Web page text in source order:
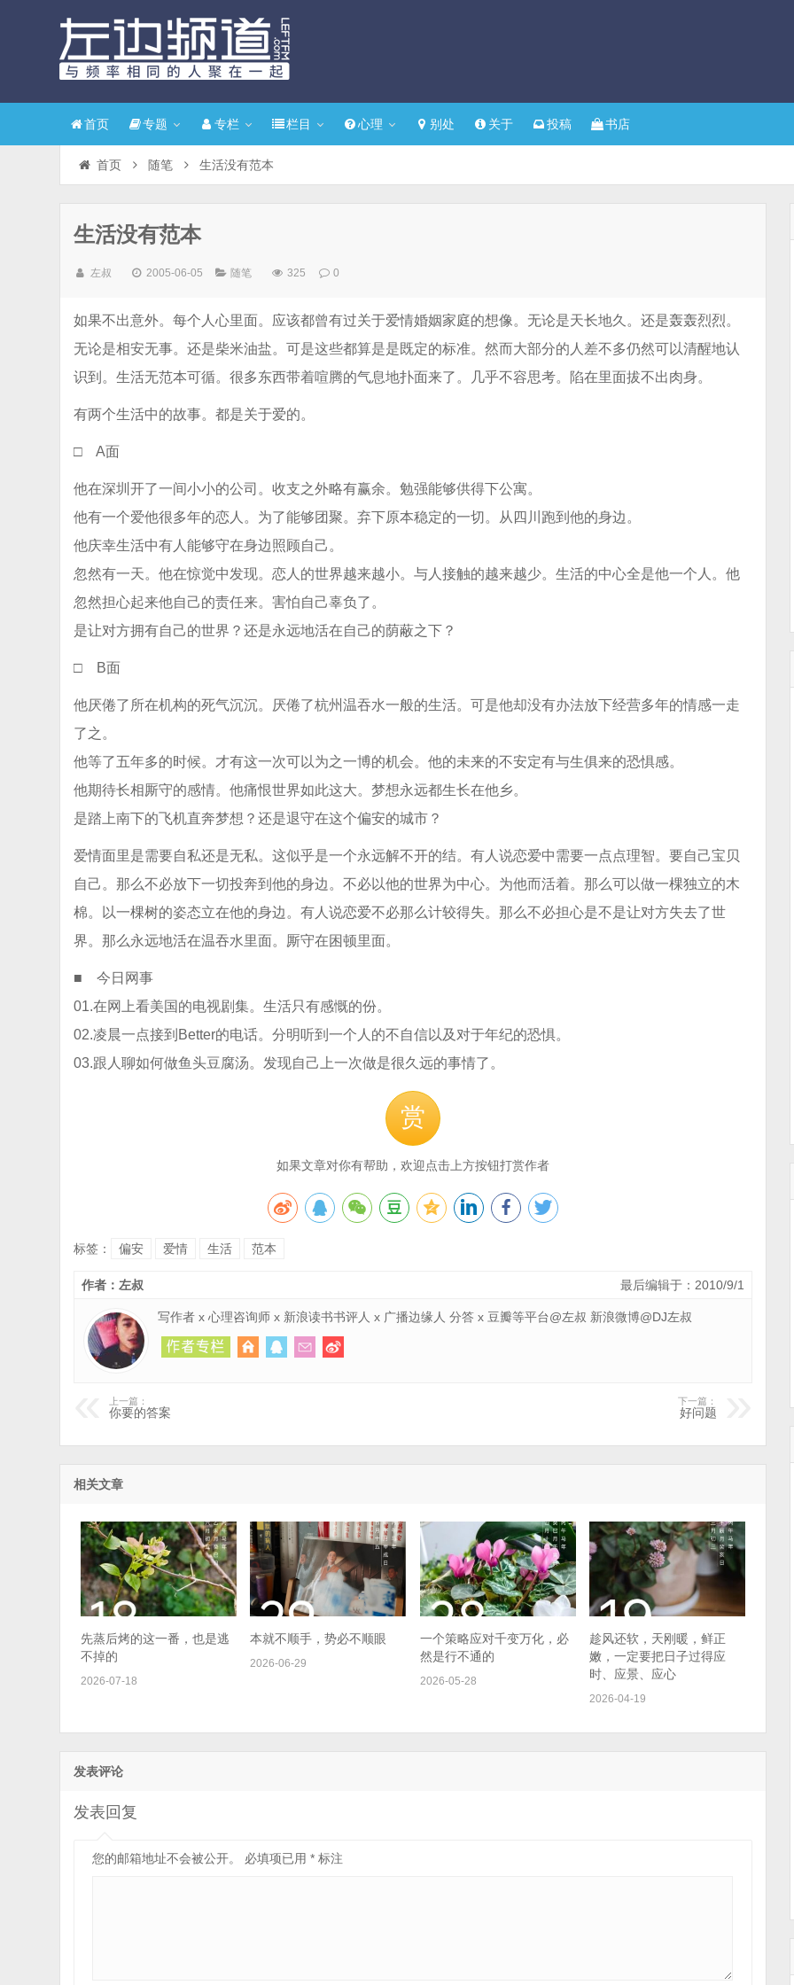
首页 专题 专栏 栏目 心理 别处 关于 投稿 书店
首页 随笔 生活没有范本
生活没有范本
左叔 2005-06-05 随笔 325 0
如果不出意外。每个人心里面。应该都曾有过关于爱情婚姻家庭的想像。无论是天长地久。还是轰轰烈烈。
无论是相安无事。还是柴米油盐。可是这些都算是是既定的标准。然而大部分的人差不多仍然可以清醒地认
识到。生活无范本可循。很多东西带着喧腾的气息地扑面来了。几乎不容思考。陷在里面拔不出肉身。
有两个生活中的故事。都是关于爱的。
□ A面
他在深圳开了一间小小的公司。收支之外略有赢余。勉强能够供得下公寓。
他有一个爱他很多年的恋人。为了能够团聚。弃下原本稳定的一切。从四川跑到他的身边。
他庆幸生活中有人能够守在身边照顾自己。
忽然有一天。他在惊觉中发现。恋人的世界越来越小。与人接触的越来越少。生活的中心全是他一个人。他
忽然担心起来他自己的责任来。害怕自己辜负了。
是让对方拥有自己的世界？还是永远地活在自己的荫蔽之下？
□ B面
他厌倦了所在机构的死气沉沉。厌倦了杭州温吞水一般的生活。可是他却没有办法放下经营多年的情感一走
了之。
他等了五年多的时候。才有这一次可以为之一博的机会。他的未来的不安定有与生俱来的恐惧感。
他期待长相厮守的感情。他痛恨世界如此这大。梦想永远都生长在他乡。
是踏上南下的飞机直奔梦想？还是退守在这个偏安的城市？
爱情面里是需要自私还是无私。这似乎是一个永远解不开的结。有人说恋爱中需要一点点理智。要自己宝贝
自己。那么不必放下一切投奔到他的身边。不必以他的世界为中心。为他而活着。那么可以做一棵独立的木
棉。以一棵树的姿态立在他的身边。有人说恋爱不必那么计较得失。那么不必担心是不是让对方失去了世
界。那么永远地活在温吞水里面。厮守在困顿里面。
■ 今日网事
01.在网上看美国的电视剧集。生活只有感慨的份。
02.凌晨一点接到Better的电话。分明听到一个人的不自信以及对于年纪的恐惧。
03.跟人聊如何做鱼头豆腐汤。发现自己上一次做是很久远的事情了。
赏
如果文章对你有帮助，欢迎点击上方按钮打赏作者
标签： 偏安 爱情 生活 范本
最后编辑于：2010/9/1
作者：左叔
写作者 x 心理咨询师 x 新浪读书书评人 x 广播边缘人 分答 x 豆瓣等平台@左叔 新浪微博@DJ左叔
上一篇：
你要的答案
下一篇：
好问题
相关文章
先蒸后烤的这一番，也是逃
不掉的
2026-07-18
本就不顺手，势必不顺眼
2026-06-29
一个策略应对千变万化，必
然是行不通的
2026-05-28
趁风还软，天刚暖，鲜正
嫩，一定要把日子过得应
时、应景、应心
2026-04-19
发表评论
发表回复
您的邮箱地址不会被公开。 必填项已用* 标注